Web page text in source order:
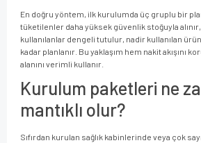
En doğru yöntem, ilk kurulumda üç gruplu bir
tüketilenler daha yüksek güvenlik stoğuyla alınır,
kullanılanlar dengeli tutulur, nadir kullanılan
kadar planlanır. Bu yaklaşım hem nakit akışını
alanını verimli kullanır.
Kurulum paketleri ne
mantıklı olur?
Sıfırdan kurulan sağlık kabinlerinde veya çok